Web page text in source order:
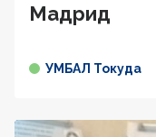
Мадрид
УМБАЛ Токуда